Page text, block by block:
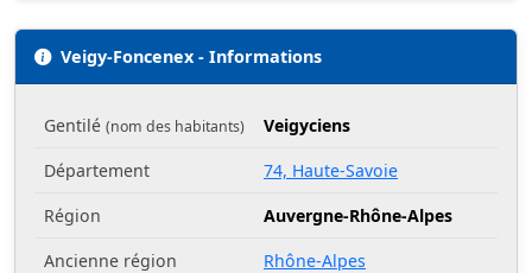
Veigy-Foncenex - Informations
Gentilé (nom des habitants)
Veigyciens
Département
74, Haute-Savoie
Région
Auvergne-Rhône-Alpes
Ancienne région
Rhône-Alpes